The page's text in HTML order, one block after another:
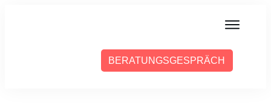
BERATUNGSGESPRÄCH